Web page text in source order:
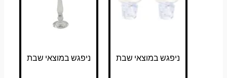
ניפגש במוצאי שבת ניפגש במוצאי שבת